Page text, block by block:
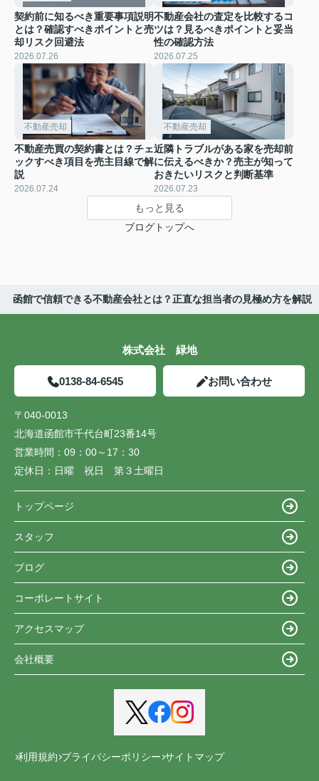
契約前に知るべき重要事項説明
とは？確認すべきポイントと売
却リスク回避法
2026.07.26
不動産会社の査定を比較するコ
ツは？見るべきポイントと妥当
性の確認方法
2026.07.25
不動産売却
不動産売買の契約書とは？チェ
ックすべき項目を売主目線で解
説
2026.07.24
不動産売却
近隣トラブルがある家を売却前
に伝えるべきか？売主が知って
おきたいリスクと判断基準
2026.07.23
もっと見る
ブログトップへ
函館で信頼できる不動産会社とは？正直な担当者の見極め方を解説
株式会社 緑地
0138-84-6545 お問い合わせ
〒040-0013
北海道函館市千代台町23番14号
営業時間： 09：00～17：30
定休日： 日曜 祝日 第３土曜日
トップページ
スタッフ
ブログ
コーポレートサイト
アクセスマップ
会社概要
利用規約 プライバシーポリシー サイトマップ